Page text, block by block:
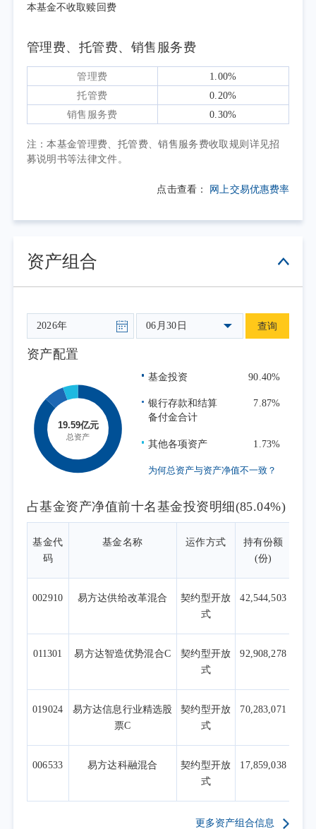
块在AI叙事和大厂不断攀升的资本开支驱动下
数仅为-14.99%，上涨股票比例仅约32%。
大宗商品方面，布伦特原油自高位持续回
调。地缘政治溢价几乎归零，市场实际上在将
美伊临时停火当作永久协议来定价。与此同
时，黄金经历了堪称"灾难性"的抛售——二季
度下跌约14%，创2013年以来最大季度跌幅。
新任美联储主席沃什6月首秀释放强硬鹰派信
号，点阵图显示半数官员预计年内加息，10年
美元走强，对黄金构成双重打击。
显。30年期美债收益率一度突破5%，创2007年
以来新高；而中国10年期国债收益率维持在
约292个基点。
整体来看，二季度市场主题从一季度的"地
缘风险+滞胀担忧"切换至"AI全面通胀+地缘溢
价消退"的复杂组合，全球风险资产呈现高共
识、高拥挤、高波动的"三高"特征。
本基金作为主要投资于易方达旗下内部基
金的FOF产品，坚持“内部优选+资产配置”的投
资框架。在战略层面，我们长期看好三大方
束下的价值重估、黄金作为货币体系重构的对
冲工具。在战术层面，二季度我们围绕三个核
心操作进行了审慎调整：维持成长仓位但强化
尾部风险管理、逐步将部分海外算力仓位转向
国产算力、战术性降低有色金属与黄金相关配
置比例。
本基金主要通过配置易方达内部优秀主动
管理基金及相关ETF来实现上述逻辑。
一、股票仓位：维持成长配置，强化尾部
现出极强的相关性，300成长和标普500相关系
数快速升高至历史高位，而与价值相关系数下
同，既反映了底层宏观叙事的统一性，也是机
本基金不收取赎回费
管理费、托管费、销售服务费
管理费
1.00%
托管费
0.20%
销售服务费
0.30%
注：本基金管理费、托管费、销售服务费收取规则详见招
募说明书等法律文件。
点击查看： 网上交易优惠费率
资产组合
06月30日 查询
资产配置
基金投资 90.40%
银行存款和结算
备付金合计
7.87%
其他各项资产 1.73%
为何总资产与资产净值不一致？
占基金资产净值前十名基金投资明细(85.04%)
基金代
码
基金名称 运作方式
持有份额
(份)
002910 易方达供给改革混合
契约型开放
式
42,544,503
011301 易方达智造优势混合C
契约型开放
式
92,908,278
019024
易方达信息行业精选股
票C
契约型开放
式
70,283,071
006533 易方达科融混合
契约型开放
式
17,859,038
更多资产组合信息